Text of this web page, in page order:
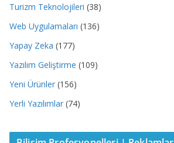
Turizm Teknolojileri (38)
Web Uygulamaları (136)
Yapay Zeka (177)
Yazılım Geliştirme (109)
Yeni Ürünler (156)
Yerli Yazılımlar (74)